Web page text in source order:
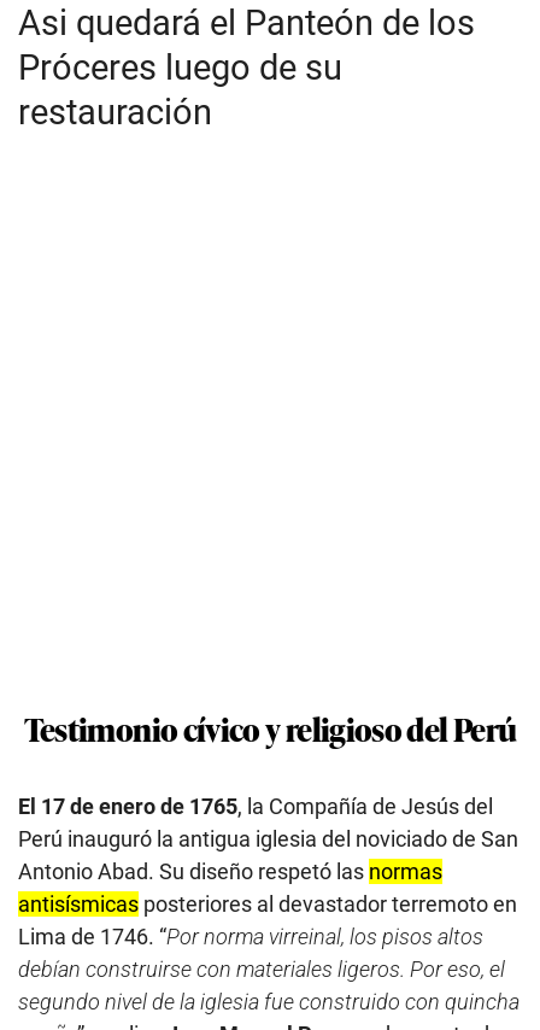
Asi quedará el Panteón de los
Próceres luego de su
restauración
Testimonio cívico y religioso del Perú
El 17 de enero de 1765, la Compañía de Jesús del
Perú inauguró la antigua iglesia del noviciado de San
Antonio Abad. Su diseño respetó las normas
antisísmicas posteriores al devastador terremoto en
Lima de 1746. “Por norma virreinal, los pisos altos
debían construirse con materiales ligeros. Por eso, el
segundo nivel de la iglesia fue construido con quincha